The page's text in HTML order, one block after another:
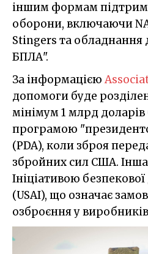
іншим формам
оборони, включаючи
Stingers та обладнання
БПЛА".
За інформацією
допомоги буде
мінімум 1 млрд доларів
програмою
(PDA), коли зброя
збройних сил США.
Ініціативою
(USAI), що означає
озброєння у